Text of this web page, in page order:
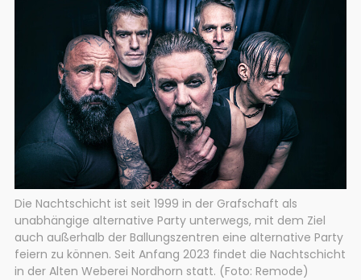
Die Nachtschicht ist seit 1999 in der Grafschaft als
unabhängige alternative Party unterwegs, mit dem Ziel
auch außerhalb der Ballungszentren eine alternative Party
feiern zu können. Seit Anfang 2023 findet die Nachtschicht
in der Alten Weberei Nordhorn statt. (Foto: Remode)